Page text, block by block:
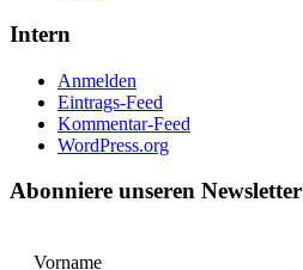
Intern
Anmelden
Eintrags-Feed
Kommentar-Feed
WordPress.org
Abonniere unseren Newsletter
Vorname